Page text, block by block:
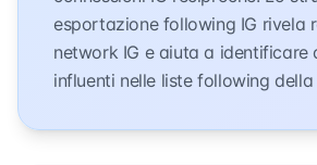
esportazione following IG rivela
network IG e aiuta a identificare
influenti nelle liste following